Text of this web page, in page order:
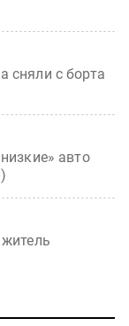
сняли с борта
авто